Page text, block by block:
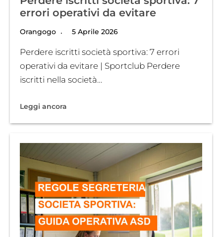
errori operativi da evitare
Orangogo 5 Aprile 2026
Perdere iscritti società sportiva: 7 errori
operativi da evitare | Sportclub Perdere
iscritti nella società…
Leggi ancora